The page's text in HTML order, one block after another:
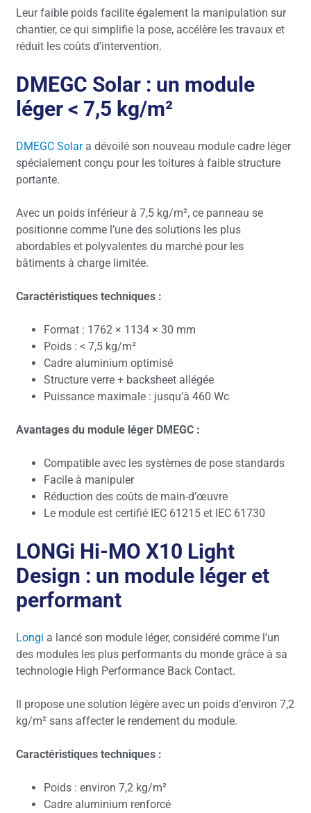
Leur faible poids facilite également la manipulation sur
chantier, ce qui simplifie la pose, accélère les travaux et
réduit les coûts d’intervention.
DMEGC Solar : un module
léger < 7,5 kg/m²
DMEGC Solar a dévoilé son nouveau module cadre léger
spécialement conçu pour les toitures à faible structure
portante.
Avec un poids inférieur à 7,5 kg/m², ce panneau se
positionne comme l’une des solutions les plus
abordables et polyvalentes du marché pour les
bâtiments à charge limitée.
Caractéristiques techniques :
Format : 1762 × 1134 × 30 mm
Poids : < 7,5 kg/m²
Cadre aluminium optimisé
Structure verre + backsheet allégée
Puissance maximale : jusqu’à 460 Wc
Avantages du module léger DMEGC :
Compatible avec les systèmes de pose standards
Facile à manipuler
Réduction des coûts de main-d’œuvre
Le module est certifié IEC 61215 et IEC 61730
LONGi Hi-MO X10 Light
Design : un module léger et
performant
Longi a lancé son module léger, considéré comme l’un
des modules les plus performants du monde grâce à sa
technologie High Performance Back Contact.
Il propose une solution légère avec un poids d’environ 7,2
kg/m² sans affecter le rendement du module.
Caractéristiques techniques :
Poids : environ 7,2 kg/m²
Cadre aluminium renforcé